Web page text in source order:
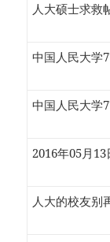
人大硕士求救
中国人民大学
中国人民大学
2016年05月13
人大的校友别